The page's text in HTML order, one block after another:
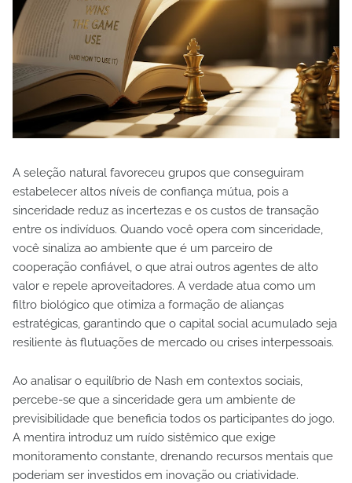
A seleção natural favoreceu grupos que conseguiram
estabelecer altos níveis de confiança mútua, pois a
sinceridade reduz as incertezas e os custos de transação
entre os indivíduos. Quando você opera com sinceridade,
você sinaliza ao ambiente que é um parceiro de
cooperação confiável, o que atrai outros agentes de alto
valor e repele aproveitadores. A verdade atua como um
filtro biológico que otimiza a formação de alianças
estratégicas, garantindo que o capital social acumulado seja
resiliente às flutuações de mercado ou crises interpessoais.
Ao analisar o equilíbrio de Nash em contextos sociais,
percebe-se que a sinceridade gera um ambiente de
previsibilidade que beneficia todos os participantes do jogo.
A mentira introduz um ruído sistêmico que exige
monitoramento constante, drenando recursos mentais que
poderiam ser investidos em inovação ou criatividade.